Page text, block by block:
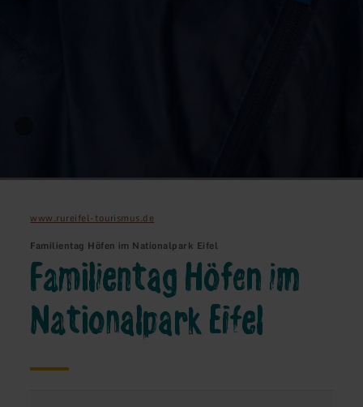
www.rureifel-tourismus.de
Familientag Höfen im Nationalpark Eifel
Familientag Höfen im
Nationalpark Eifel